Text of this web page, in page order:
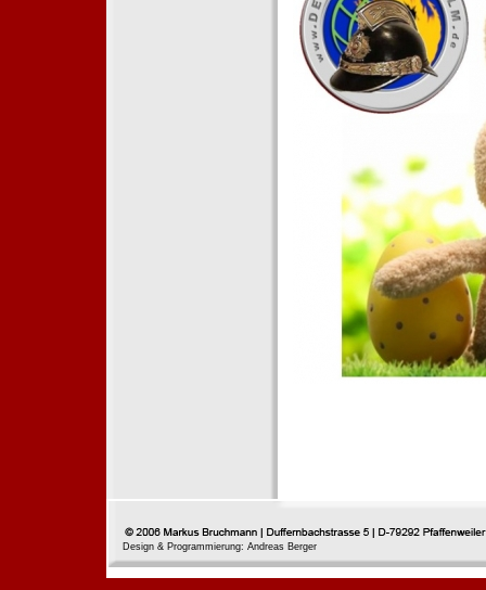
Design & Programmierung: Andreas Berger